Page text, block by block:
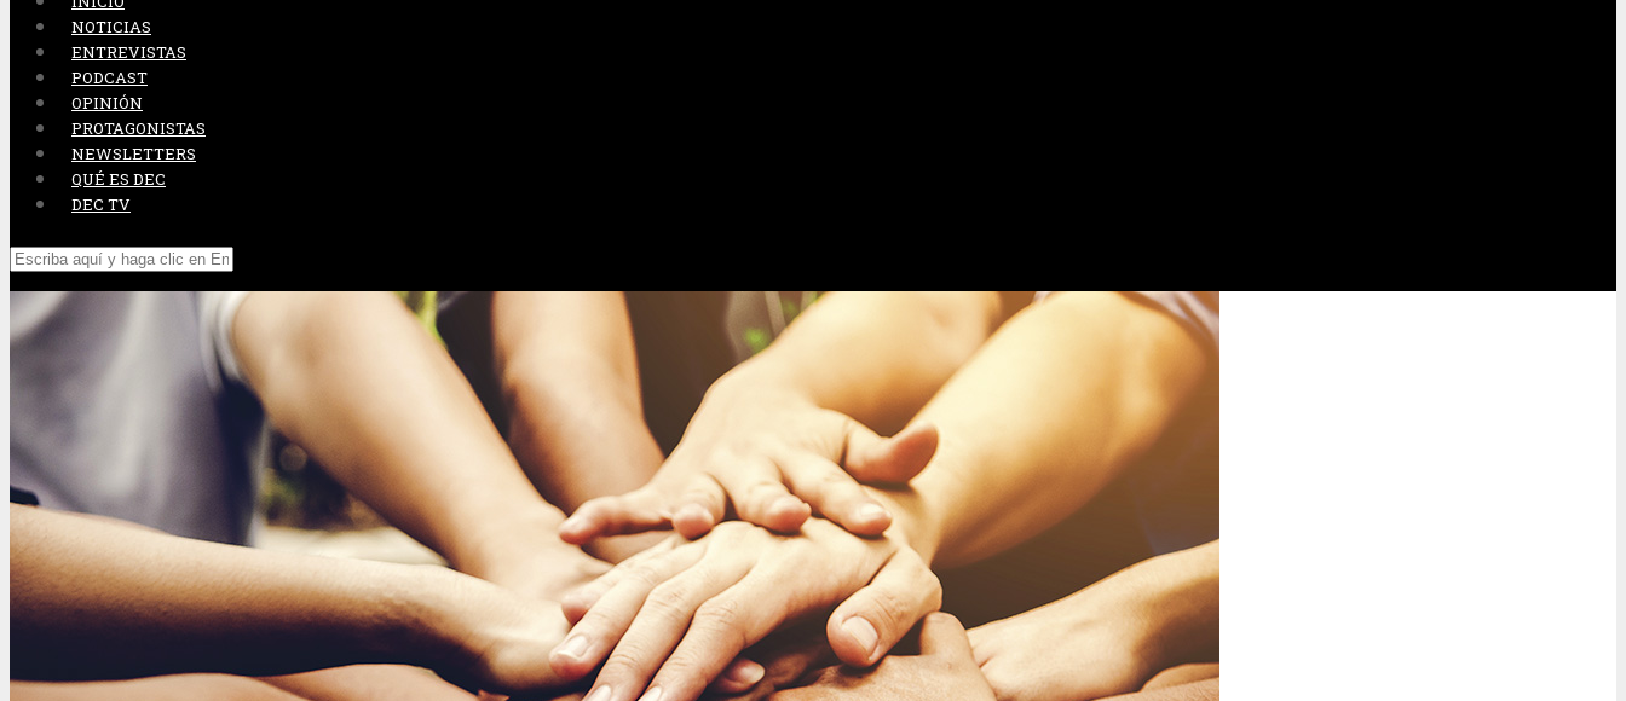
NOTICIAS
ENTREVISTAS
PODCAST
OPINIÓN
PROTAGONISTAS
NEWSLETTERS
QUÉ ES DEC
DEC TV